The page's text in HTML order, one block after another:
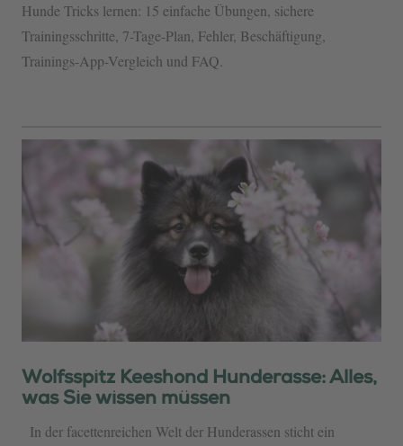
Hunde Tricks lernen: 15 einfache Übungen, sichere
Trainingsschritte, 7-Tage-Plan, Fehler, Beschäftigung,
Trainings-App-Vergleich und FAQ.
Wolfsspitz Keeshond Hunderasse: Alles,
was Sie wissen müssen
In der facettenreichen Welt der Hunderassen sticht ein